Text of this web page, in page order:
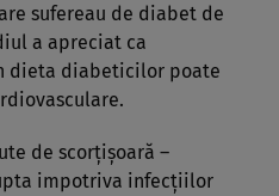
sufereau de diabet de
a apreciat ca
dieta diabeticilor poate
de scorţişoară –
impotriva infecţiilor